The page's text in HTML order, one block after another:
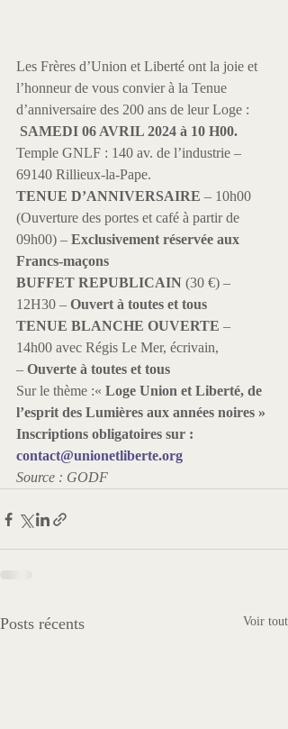
Les Frères d’Union et Liberté ont la joie et
l’honneur de vous convier à la Tenue
SAMEDI 06 AVRIL 2024 à 10 H00.
Temple GNLF : 140 av. de l’industrie –
69140 Rillieux-la-Pape.
TENUE D’ANNIVERSAIRE – 10h00
(Ouverture des portes et café à partir de
09h00) – Exclusivement réservée aux
Francs-maçons
BUFFET REPUBLICAIN (30 €) –
12H30 – Ouvert à toutes et tous
TENUE BLANCHE OUVERTE –
14h00 avec Régis Le Mer, écrivain,
– Ouverte à toutes et tous
Sur le thème :« Loge Union et Liberté, de
l’esprit des Lumières aux années noires »
Inscriptions obligatoires sur :
contact@unionetliberte.org
Source : GODF
Posts récents Voir tout